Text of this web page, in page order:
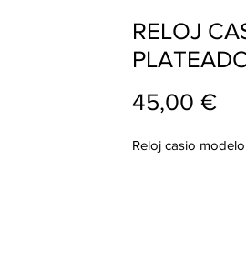
RELOJ
45,00 €
Reloj casio